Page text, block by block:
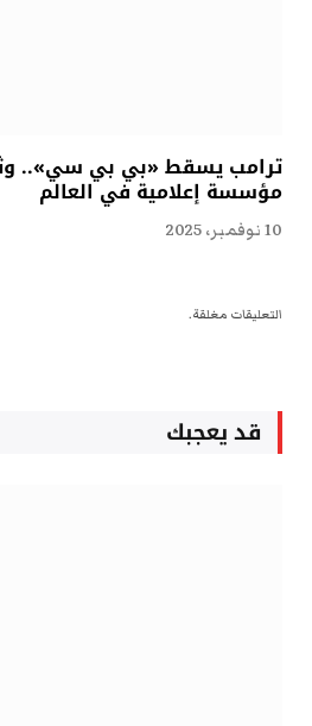
ترامب يسقط «بي بي سي»..
مؤسسة إعلامية في العالم
10 نوفمبر، 2025
التعليقات مغلقة.
قد يعجبك